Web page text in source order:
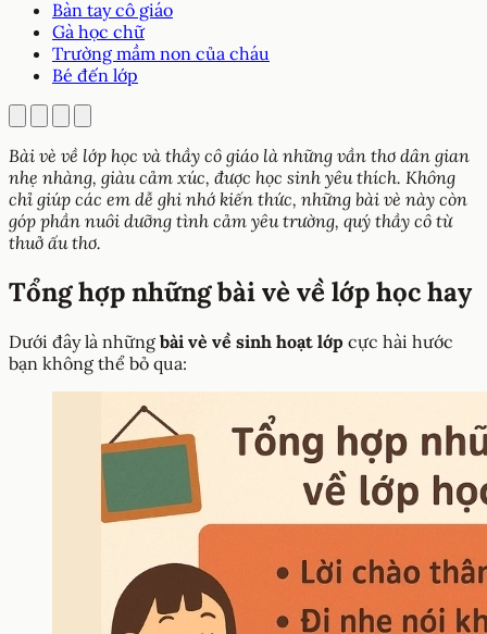
Bàn tay cô giáo
Gà học chữ
Trường mầm non của cháu
Bé đến lớp
Bài vè về lớp học và thầy cô giáo là những vần thơ dân gian
nhẹ nhàng, giàu cảm xúc, được học sinh yêu thích. Không
chỉ giúp các em dễ ghi nhớ kiến thức, những bài vè này còn
góp phần nuôi dưỡng tình cảm yêu trường, quý thầy cô từ
thuở ấu thơ.
Tổng hợp những bài vè về lớp học hay
Dưới đây là những bài vè về sinh hoạt lớp cực hài hước
bạn không thể bỏ qua: